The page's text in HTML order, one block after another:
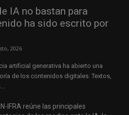
IA no bastan para
ha sido escrito por
2026
artificial generativa ha abierto una
de los contenidos digitales. Textos,
IFRA reúne las principales